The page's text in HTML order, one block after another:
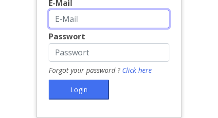
E-Mail
Passwort
Forgot your password ? Click here
Login